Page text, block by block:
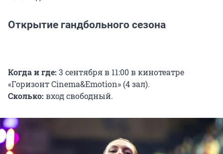
Открытие гандбольного сезона
Когда и где: 3 сентября в 11:00 в кинотеатре
«Горизонт Cinema&Emotion» (4 зал).
Сколько: вход свободный.